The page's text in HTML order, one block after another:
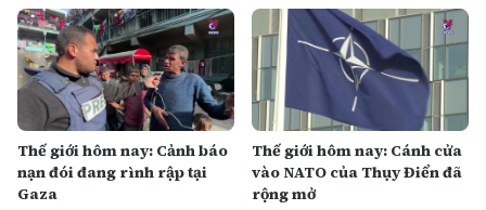
Thế giới hôm nay: Cảnh báo
nạn đói đang rình rập tại
Gaza
Thế giới hôm nay: Cánh cửa
vào NATO của Thụy Điển đã
rộng mở